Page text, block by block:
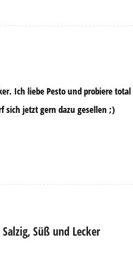
Ich liebe Pesto und probiere total
sich jetzt gern dazu gesellen ;)
Süß und Lecker